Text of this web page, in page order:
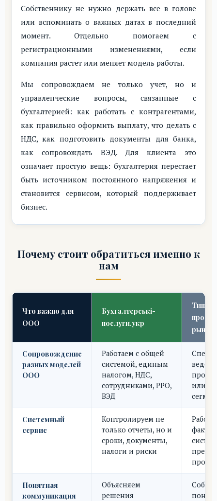
Собственнику не нужно держать все в голове
или вспоминать о важных датах в последний
момент. Отдельно помогаем с
регистрационными изменениями, если
компания растет или меняет модель работы.
Мы сопровождаем не только учет, но и
управленческие вопросы, связанные с
бухгалтерией: как работать с контрагентами,
как правильно оформить выплату, что делать с
НДС, как подготовить документы для банка,
как сопровождать ВЭД. Для клиента это
означает простую вещь: бухгалтерия перестает
быть источником постоянного напряжения и
становится сервисом, который поддерживает
бизнес.
Почему стоит обратиться именно к
нам
Что важно для
ООО
Бухгалтерські-
послуги.укр
рынке
Сопровождение
разных моделей
ООО
Работаем с общей
системой, единым
налогом, НДС,
сотрудниками, РРО,
ВЭД
ведет
или
Системный
сервис
Контролируем не
только отчеты, но и
сроки, документы,
налоги и риски
Работа
Понятная
коммуникация
Объясняем
решения